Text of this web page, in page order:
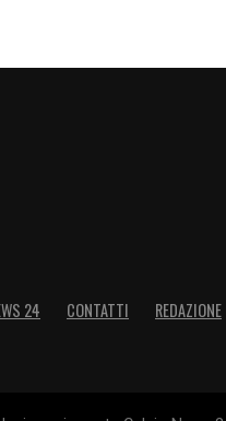
24 CONTATTI REDAZIONE